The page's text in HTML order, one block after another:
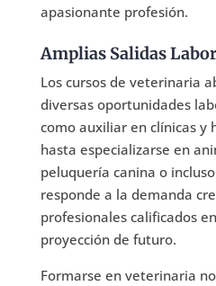
apasionante profesión.
Amplias Salidas
Los cursos de veterinaria
diversas oportunidades
como auxiliar en clínicas y
hasta especializarse en
peluquería canina o
responde a la demanda
profesionales calificados
proyección de futuro.
Formarse en veterinaria